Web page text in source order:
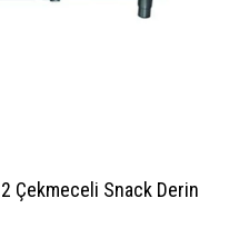
Çekmeceli Snack Derin